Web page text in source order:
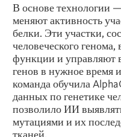
В основе технологии
меняют активность
белки. Эти участки,
человеческого
функции и управляют
генов в нужное время
команда обучила
данных по генетике
позволило ИИ
мутациями и их
тканей.